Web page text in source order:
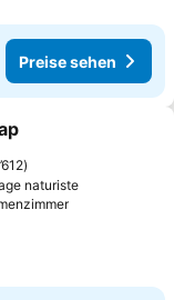
Preise sehen
hinzufügen
naturiste